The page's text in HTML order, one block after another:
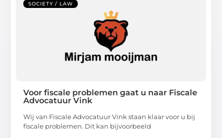
SOCIETY / LAW
Voor fiscale problemen gaat u naar Fiscale
Advocatuur Vink
Wij van Fiscale Advocatuur Vink staan klaar voor u bij
fiscale problemen. Dit kan bijvoorbeeld